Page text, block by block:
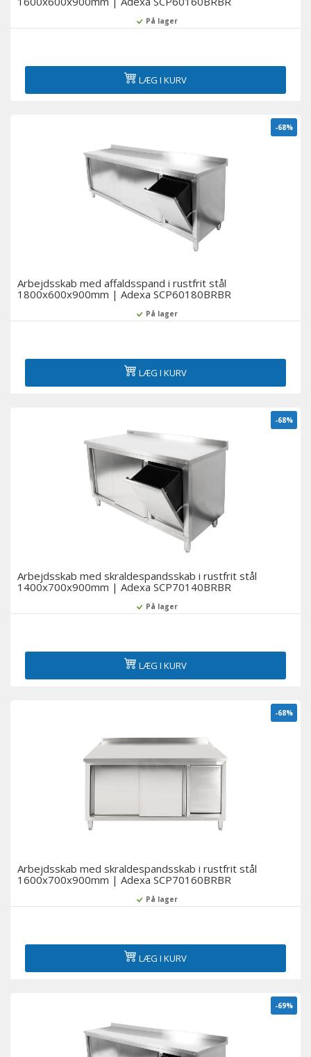
På lager
LÆG I KURV
-68%
Arbejdsskab med affaldsspand i rustfrit stål
1800x600x900mm | Adexa SCP60180BRBR
På lager
LÆG I KURV
-68%
Arbejdsskab med skraldespandsskab i rustfrit stål
1400x700x900mm | Adexa SCP70140BRBR
På lager
LÆG I KURV
-68%
Arbejdsskab med skraldespandsskab i rustfrit stål
1600x700x900mm | Adexa SCP70160BRBR
På lager
LÆG I KURV
-69%